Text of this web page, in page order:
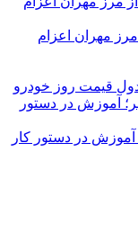
مرز مهران اعزام
قیمت روز خودرو
در دستور کار